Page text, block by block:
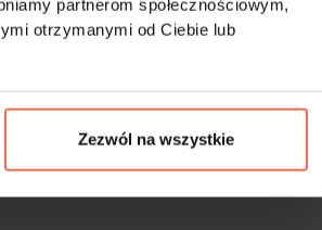
partnerom społecznościowym,
otrzymanymi od Ciebie lub
Zezwól na wszystkie